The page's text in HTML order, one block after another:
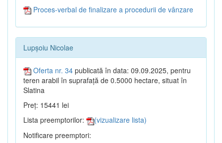
Proces-verbal de finalizare a procedurii de vânzare
Lupșoiu Nicolae
Oferta nr. 34 publicată în data: 09.09.2025, pentru
teren arabil în suprafață de 0.5000 hectare, situat în
Slatina
Preț: 15441 lei
Lista preemptorilor:
(vizualizare lista)
Notificare preemptori: